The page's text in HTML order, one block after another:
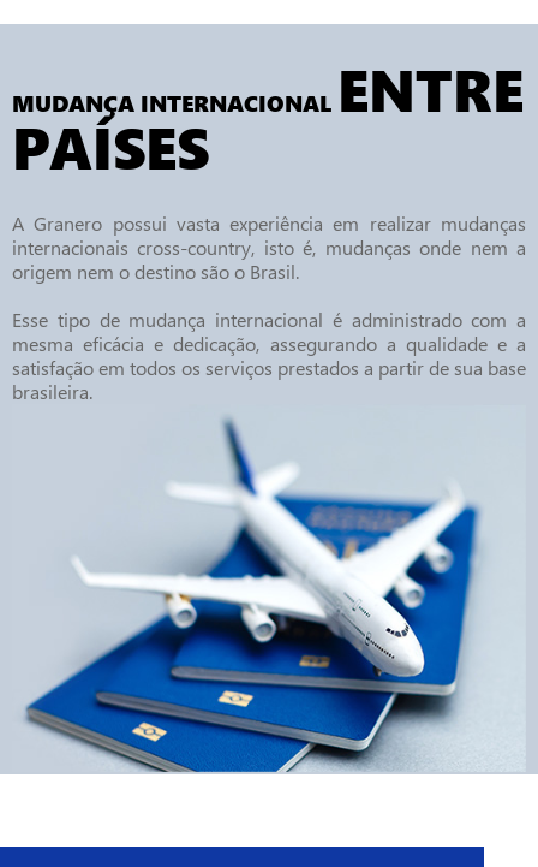
MUDANÇA INTERNACIONAL ENTRE
PAÍSES
A Granero possui vasta experiência em realizar mudanças
internacionais cross-country, isto é, mudanças onde nem a
origem nem o destino são o Brasil.
Esse tipo de mudança internacional é administrado com a
mesma eficácia e dedicação, assegurando a qualidade e a
satisfação em todos os serviços prestados a partir de sua base
brasileira.